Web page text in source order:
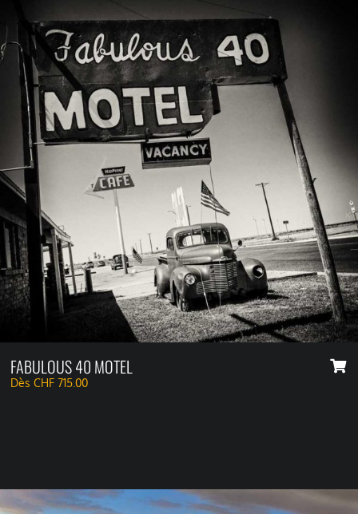
FABULOUS 40 MOTEL
DèsCHF 715.00